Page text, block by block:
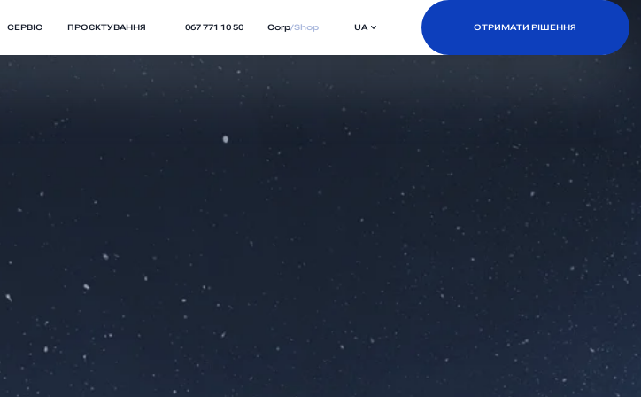
СЕРВІС ПРОЄКТУВАННЯ 067 771 10 50 Corp/Shop UA ОТРИМАТИ РІШЕННЯ
ОТРИМАТИ РІШЕННЯ